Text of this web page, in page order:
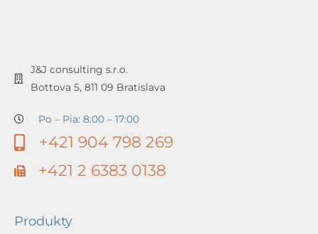
J&J consulting s.r.o.
Bottova 5, 811 09 Bratislava
Po – Pia: 8:00 – 17:00
+421 904 798 269
+421 2 6383 0138
Produkty